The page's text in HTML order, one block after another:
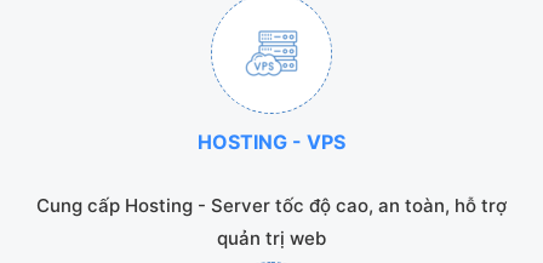
HOSTING - VPS
Cung cấp Hosting - Server tốc độ cao, an toàn, hỗ trợ
quản trị web